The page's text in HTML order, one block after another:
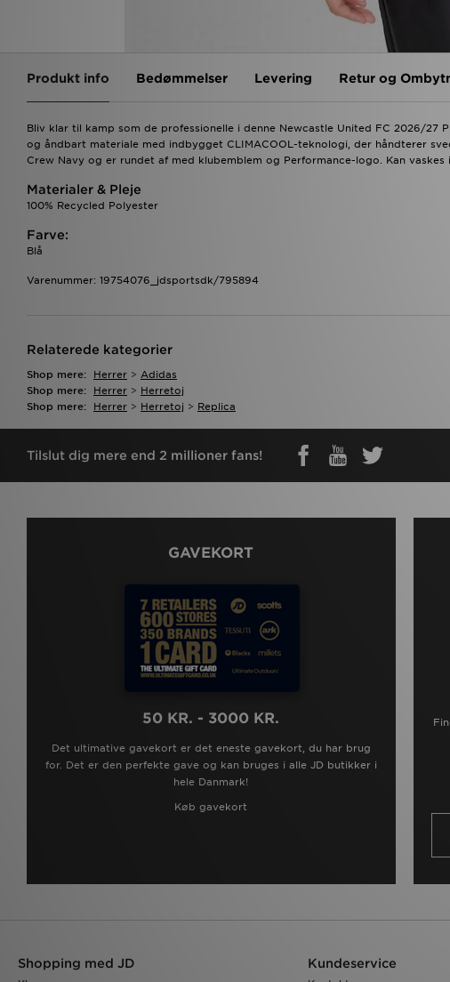
Produkt info Bedømmelser Levering Retur og
Bliv klar til kamp som de professionelle i denne Newcastle United FC 2026/
og åndbart materiale med indbygget CLIMACOOL-teknologi, der håndterer
Crew Navy og er rundet af med klubemblem og Performance-logo. Kan vaskes i
Materialer & Pleje
100% Recycled Polyester
Farve:
Blå
Varenummer: 19754076_jdsportsdk/795894
Relaterede kategorier
Shop mere: Herrer > Adidas
Shop mere:
Herrer > Herretoj
Shop mere:
Herrer > Herretoj > Replica
Tilslut dig mere end 2 millioner fans!
GAVEKORT
50 KR. - 3000 KR.
Det ultimative gavekort er det eneste gavekort, du har brug
for. Det er den perfekte gave og kan bruges i alle JD butikker i
hele Danmark!
Køb gavekort
Shopping med JD Kundeservice